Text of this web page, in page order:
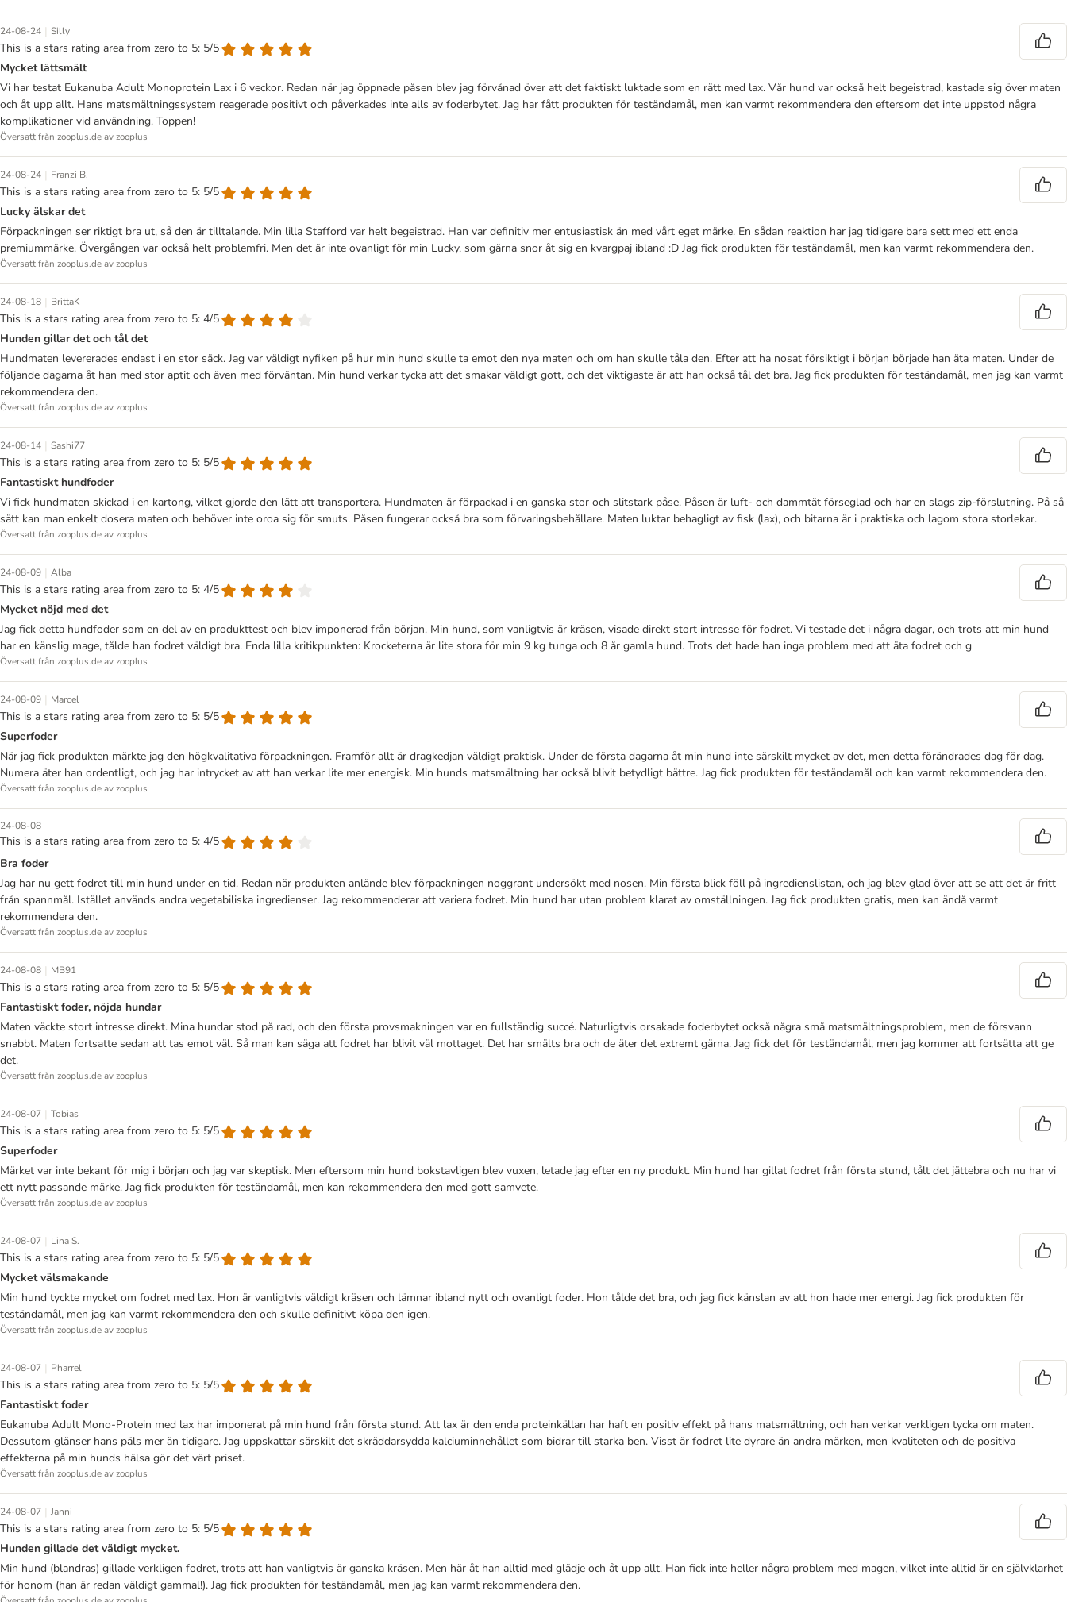
24-08-24 | Silly
This is a stars rating area from zero to 5: 5/5
Mycket lättsmält
Vi har testat Eukanuba Adult Monoprotein Lax i 6 veckor. Redan när jag öppnade påsen blev jag förvånad över att det faktiskt luktade som en rätt med lax. Vår hund var också helt begeistrad, kastade sig över maten
och åt upp allt. Hans matsmältningssystem reagerade positivt och påverkades inte alls av foderbytet. Jag har fått produkten för teständamål, men kan varmt rekommendera den eftersom det inte uppstod några
komplikationer vid användning. Toppen!
Översatt från zooplus.de av zooplus
24-08-24 | Franzi B.
This is a stars rating area from zero to 5: 5/5
Lucky älskar det
Förpackningen ser riktigt bra ut, så den är tilltalande. Min lilla Stafford var helt begeistrad. Han var definitiv mer entusiastisk än med vårt eget märke. En sådan reaktion har jag tidigare bara sett med ett enda
premiummärke. Övergången var också helt problemfri. Men det är inte ovanligt för min Lucky, som gärna snor åt sig en kvargpaj ibland :D Jag fick produkten för teständamål, men kan varmt rekommendera den.
Översatt från zooplus.de av zooplus
24-08-18 | BrittaK
This is a stars rating area from zero to 5: 4/5
Hunden gillar det och tål det
Hundmaten levererades endast i en stor säck. Jag var väldigt nyfiken på hur min hund skulle ta emot den nya maten och om han skulle tåla den. Efter att ha nosat försiktigt i början började han äta maten. Under de
följande dagarna åt han med stor aptit och även med förväntan. Min hund verkar tycka att det smakar väldigt gott, och det viktigaste är att han också tål det bra. Jag fick produkten för teständamål, men jag kan varmt
rekommendera den.
Översatt från zooplus.de av zooplus
24-08-14 | Sashi77
This is a stars rating area from zero to 5: 5/5
Fantastiskt hundfoder
Vi fick hundmaten skickad i en kartong, vilket gjorde den lätt att transportera. Hundmaten är förpackad i en ganska stor och slitstark påse. Påsen är luft- och dammtät förseglad och har en slags zip-förslutning. På så
sätt kan man enkelt dosera maten och behöver inte oroa sig för smuts. Påsen fungerar också bra som förvaringsbehållare. Maten luktar behagligt av fisk (lax), och bitarna är i praktiska och lagom stora storlekar.
Översatt från zooplus.de av zooplus
24-08-09 | Alba
This is a stars rating area from zero to 5: 4/5
Mycket nöjd med det
Jag fick detta hundfoder som en del av en produkttest och blev imponerad från början. Min hund, som vanligtvis är kräsen, visade direkt stort intresse för fodret. Vi testade det i några dagar, och trots att min hund
har en känslig mage, tålde han fodret väldigt bra. Enda lilla kritikpunkten: Krocketerna är lite stora för min 9 kg tunga och 8 år gamla hund. Trots det hade han inga problem med att äta fodret och g
Översatt från zooplus.de av zooplus
24-08-09 | Marcel
This is a stars rating area from zero to 5: 5/5
Superfoder
När jag fick produkten märkte jag den högkvalitativa förpackningen. Framför allt är dragkedjan väldigt praktisk. Under de första dagarna åt min hund inte särskilt mycket av det, men detta förändrades dag för dag.
Numera äter han ordentligt, och jag har intrycket av att han verkar lite mer energisk. Min hunds matsmältning har också blivit betydligt bättre. Jag fick produkten för teständamål och kan varmt rekommendera den.
Översatt från zooplus.de av zooplus
24-08-08
This is a stars rating area from zero to 5: 4/5
Bra foder
Jag har nu gett fodret till min hund under en tid. Redan när produkten anlände blev förpackningen noggrant undersökt med nosen. Min första blick föll på ingredienslistan, och jag blev glad över att se att det är fritt
från spannmål. Istället används andra vegetabiliska ingredienser. Jag rekommenderar att variera fodret. Min hund har utan problem klarat av omställningen. Jag fick produkten gratis, men kan ändå varmt
rekommendera den.
Översatt från zooplus.de av zooplus
24-08-08 | MB91
This is a stars rating area from zero to 5: 5/5
Fantastiskt foder, nöjda hundar
Maten väckte stort intresse direkt. Mina hundar stod på rad, och den första provsmakningen var en fullständig succé. Naturligtvis orsakade foderbytet också några små matsmältningsproblem, men de försvann
snabbt. Maten fortsatte sedan att tas emot väl. Så man kan säga att fodret har blivit väl mottaget. Det har smälts bra och de äter det extremt gärna. Jag fick det för teständamål, men jag kommer att fortsätta att ge
det.
Översatt från zooplus.de av zooplus
24-08-07 | Tobias
This is a stars rating area from zero to 5: 5/5
Superfoder
Märket var inte bekant för mig i början och jag var skeptisk. Men eftersom min hund bokstavligen blev vuxen, letade jag efter en ny produkt. Min hund har gillat fodret från första stund, tålt det jättebra och nu har vi
ett nytt passande märke. Jag fick produkten för teständamål, men kan rekommendera den med gott samvete.
Översatt från zooplus.de av zooplus
24-08-07 | Lina S.
This is a stars rating area from zero to 5: 5/5
Mycket välsmakande
Min hund tyckte mycket om fodret med lax. Hon är vanligtvis väldigt kräsen och lämnar ibland nytt och ovanligt foder. Hon tålde det bra, och jag fick känslan av att hon hade mer energi. Jag fick produkten för
teständamål, men jag kan varmt rekommendera den och skulle definitivt köpa den igen.
Översatt från zooplus.de av zooplus
24-08-07 | Pharrel
This is a stars rating area from zero to 5: 5/5
Fantastiskt foder
Eukanuba Adult Mono-Protein med lax har imponerat på min hund från första stund. Att lax är den enda proteinkällan har haft en positiv effekt på hans matsmältning, och han verkar verkligen tycka om maten.
Dessutom glänser hans päls mer än tidigare. Jag uppskattar särskilt det skräddarsydda kalciuminnehållet som bidrar till starka ben. Visst är fodret lite dyrare än andra märken, men kvaliteten och de positiva
effekterna på min hunds hälsa gör det värt priset.
Översatt från zooplus.de av zooplus
24-08-07 | Janni
This is a stars rating area from zero to 5: 5/5
Hunden gillade det väldigt mycket.
Min hund (blandras) gillade verkligen fodret, trots att han vanligtvis är ganska kräsen. Men här åt han alltid med glädje och åt upp allt. Han fick inte heller några problem med magen, vilket inte alltid är en självklarhet
för honom (han är redan väldigt gammal!). Jag fick produkten för teständamål, men jag kan varmt rekommendera den.